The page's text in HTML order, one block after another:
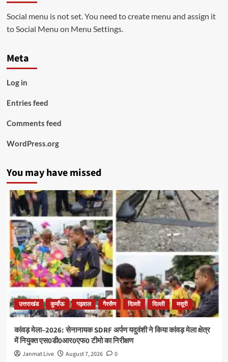
Social menu is not set. You need to create menu and assign it
to Social Menu on Menu Settings.
Meta
Log in
Entries feed
Comments feed
WordPress.org
You may have missed
उत्तराखंड कुमाँऊ गढ़वाल गैरसैण दिल्ली दिल्ली मसूरी
कांवड़ मेला–2026: सेनानायक SDRF अर्पण यदुवंशी ने किया कांवड़ मेला क्षेत्र
में नियुक्त एस0डी0आर0एफ0 टीमो का निरीक्षण
Janmat Live August 7, 2026 0